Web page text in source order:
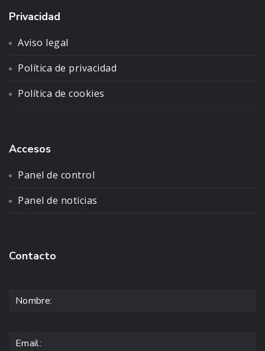
Privacidad
Aviso legal
Política de privacidad
Política de cookies
Accesos
Panel de control
Panel de noticias
Contacto